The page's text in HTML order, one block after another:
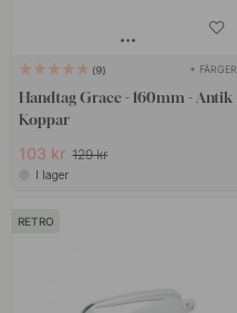
9 + FÄRGER
Handtag Grace - 160mm - Antik
Koppar
103 kr 129 kr
I lager
RETRO